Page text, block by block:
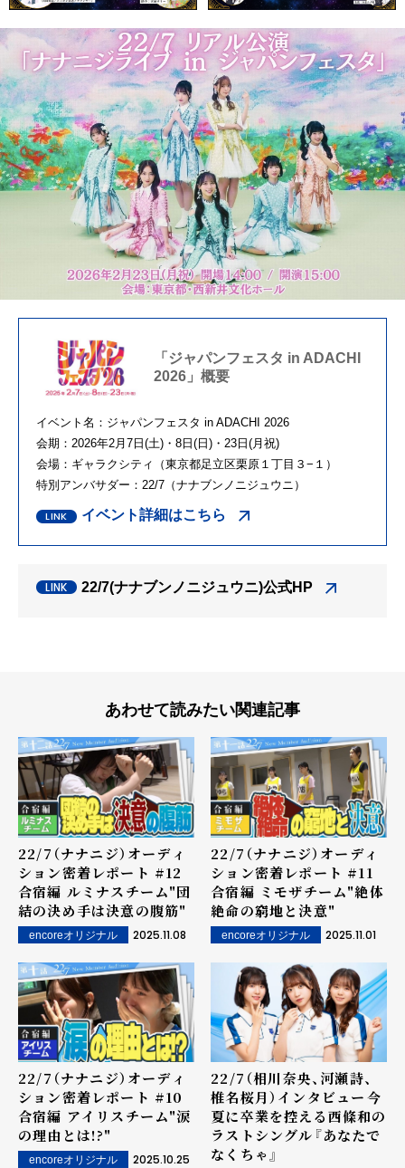
「ジャパンフェスタ in ADACHI
2026」概要
イベント名：ジャパンフェスタ in ADACHI 2026
会期：2026年2月7日(土)・8日(日)・23日(月祝)
会場：ギャラクシティ（東京都足立区栗原１丁目３−１）
特別アンバサダー：22/7（ナナブンノニジュウニ）
イベント詳細はこちら
22/7(ナナブンノニジュウニ)公式HP
あわせて読みたい関連記事
22/7（ナナニジ）オーディ
ション密着レポート #12――
合宿編 ルミナスチーム"団
結の決め手は決意の腹筋"
encoreオリジナル 2025.11.08
22/7（ナナニジ）オーディ
ション密着レポート #11――
合宿編 ミモザチーム"絶体
絶命の窮地と決意"
encoreオリジナル 2025.11.01
22/7（ナナニジ）オーディ
ション密着レポート #10――
合宿編 アイリスチーム"涙
の理由とは!?"
encoreオリジナル 2025.10.25
22/7（相川奈央、河瀬詩、
椎名桜月）インタビュー――今
夏に卒業を控える西條和の
ラストシングル『あなたで
なくちゃ』